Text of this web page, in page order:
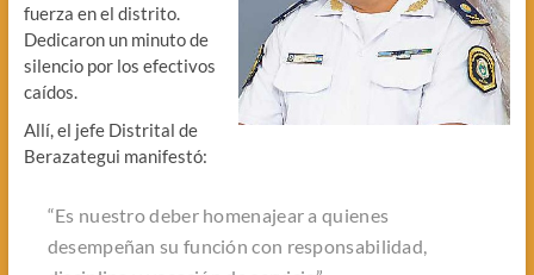
fuerza en el distrito.
Dedicaron un minuto de
silencio por los efectivos
caídos.
Allí, el jefe Distrital de
Berazategui manifestó:
“Es nuestro deber homenajear a quienes
desempeñan su función con responsabilidad,